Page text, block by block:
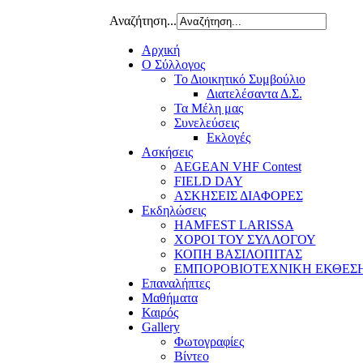
Αναζήτηση...
Αρχική
Ο Σύλλογος
Το Διοικητικό Συμβούλιο
Διατελέσαντα Δ.Σ.
Τα Μέλη μας
Συνελεύσεις
Εκλογές
Ασκήσεις
AEGEAN VHF Contest
FIELD DAY
ΑΣΚΗΣΕΙΣ ΔΙΑΦΟΡΕΣ
Εκδηλώσεις
HAMFEST LARISSA
ΧΟΡΟΙ ΤΟΥ ΣΥΛΛΟΓΟΥ
ΚΟΠΗ ΒΑΣΙΛΟΠΙΤΑΣ
ΕΜΠΟΡΟΒΙΟΤΕΧΝΙΚΗ
Επαναλήπτες
Μαθήματα
Καιρός
Gallery
Φωτογραφίες
Βίντεο